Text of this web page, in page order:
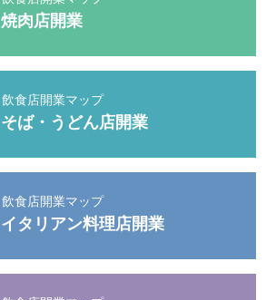
焼肉店開業
そば・うどん店開業
イタリアン料理店開業